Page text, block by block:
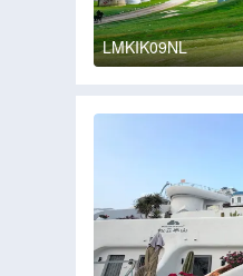
LMKIK09NL